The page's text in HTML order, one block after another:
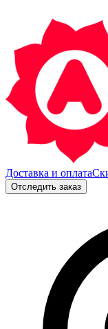
Доставка и оплата
Отследить заказ